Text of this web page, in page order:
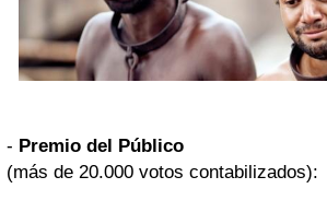
- Premio del Público
(más de 20.000 votos contabilizados):